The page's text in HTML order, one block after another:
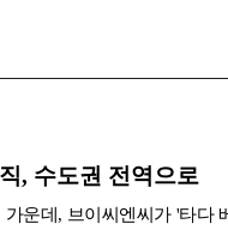
, 수도권 전역으로
운데, 브이씨엔씨가 '타다